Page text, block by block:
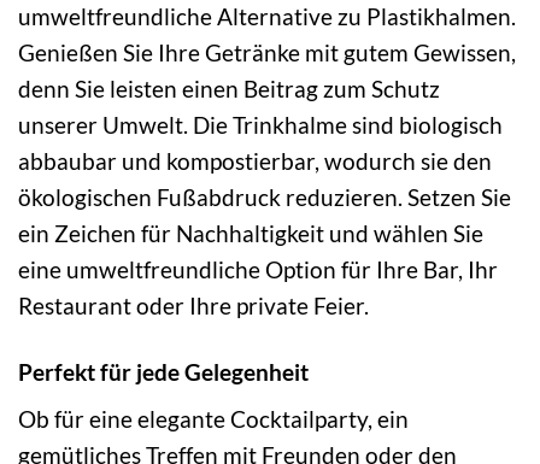
umweltfreundliche Alternative zu Plastikhalmen.
Genießen Sie Ihre Getränke mit gutem Gewissen,
denn Sie leisten einen Beitrag zum Schutz
unserer Umwelt. Die Trinkhalme sind biologisch
abbaubar und kompostierbar, wodurch sie den
ökologischen Fußabdruck reduzieren. Setzen Sie
ein Zeichen für Nachhaltigkeit und wählen Sie
eine umweltfreundliche Option für Ihre Bar, Ihr
Restaurant oder Ihre private Feier.
Perfekt für jede Gelegenheit
Ob für eine elegante Cocktailparty, ein
gemütliches Treffen mit Freunden oder den